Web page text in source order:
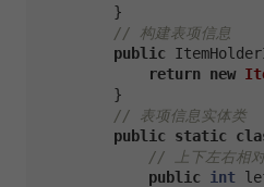
        }
// 构建表项信息
public
return new
        }
// 表项信息实体类
public
static
// 上下左右相
public
int